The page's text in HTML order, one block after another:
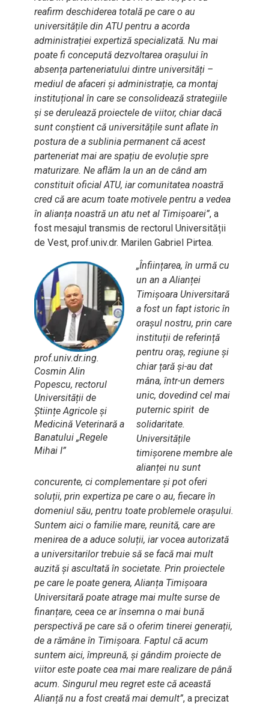
reafirm deschiderea totală pe care o au
universitățile din ATU pentru a acorda
administrației expertiză specializată. Nu mai
poate fi concepută dezvoltarea orașului în
absența parteneriatului dintre universități –
mediul de afaceri și administrație, ca montaj
instituțional în care se consolidează strategiile
și se derulează proiectele de viitor, chiar dacă
sunt conștient că universitățile sunt aflate în
postura de a sublinia permanent că acest
parteneriat mai are spațiu de evoluție spre
maturizare. Ne aflăm la un an de când am
constituit oficial ATU, iar comunitatea noastră
cred că are acum toate motivele pentru a vedea
în alianța noastră un atu net al Timișoarei”, a
fost mesajul transmis de rectorul Universității
de Vest, prof.univ.dr. Marilen Gabriel Pirtea.
prof.univ.dr.ing.
Cosmin Alin
Popescu, rectorul
Universității de
Științe Agricole și
Medicină Veterinară a
Banatului „Regele
Mihai I”
„Înființarea, în urmă cu
un an a Alianței
Timișoara Universitară
a fost un fapt istoric în
orașul nostru, prin care
instituții de referință
pentru oraș, regiune și
chiar țară și-au dat
mâna, într-un demers
unic, dovedind cel mai
puternic spirit de
solidaritate.
Universitățile
timișorene membre ale
alianței nu sunt
concurente, ci complementare și pot oferi
soluții, prin expertiza pe care o au, fiecare în
domeniul său, pentru toate problemele orașului.
Suntem aici o familie mare, reunită, care are
menirea de a aduce soluții, iar vocea autorizată
a universitarilor trebuie să se facă mai mult
auzită și ascultată în societate. Prin proiectele
pe care le poate genera, Alianța Timișoara
Universitară poate atrage mai multe surse de
finanțare, ceea ce ar însemna o mai bună
perspectivă pe care să o oferim tinerei generații,
de a rămâne în Timișoara. Faptul că acum
suntem aici, împreună, și gândim proiecte de
viitor este poate cea mai mare realizare de până
acum. Singurul meu regret este că această
Alianță nu a fost creată mai demult”, a precizat